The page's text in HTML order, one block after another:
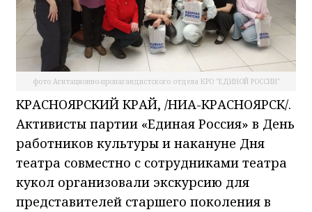
фото Агитационно-пропагандистского отдела КРО "ЕДИНОЙ РОССИИ"
КРАСНОЯРСКИЙ КРАЙ, /НИА-КРАСНОЯРСК/.
Активисты партии «Единая Россия» в День
работников культуры и накануне Дня
театра совместно с сотрудниками театра
кукол организовали экскурсию для
представителей старшего поколения в